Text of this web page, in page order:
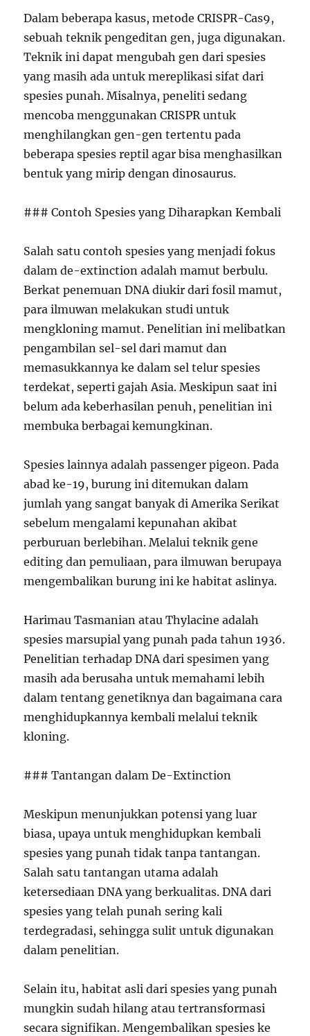
Dalam beberapa kasus, metode CRISPR-Cas9,
sebuah teknik pengeditan gen, juga digunakan.
Teknik ini dapat mengubah gen dari spesies
yang masih ada untuk mereplikasi sifat dari
spesies punah. Misalnya, peneliti sedang
mencoba menggunakan CRISPR untuk
menghilangkan gen-gen tertentu pada
beberapa spesies reptil agar bisa menghasilkan
bentuk yang mirip dengan dinosaurus.
### Contoh Spesies yang Diharapkan Kembali
Salah satu contoh spesies yang menjadi fokus
dalam de-extinction adalah mamut berbulu.
Berkat penemuan DNA diukir dari fosil mamut,
para ilmuwan melakukan studi untuk
mengkloning mamut. Penelitian ini melibatkan
pengambilan sel-sel dari mamut dan
memasukkannya ke dalam sel telur spesies
terdekat, seperti gajah Asia. Meskipun saat ini
belum ada keberhasilan penuh, penelitian ini
membuka berbagai kemungkinan.
Spesies lainnya adalah passenger pigeon. Pada
abad ke-19, burung ini ditemukan dalam
jumlah yang sangat banyak di Amerika Serikat
sebelum mengalami kepunahan akibat
perburuan berlebihan. Melalui teknik gene
editing dan pemuliaan, para ilmuwan berupaya
mengembalikan burung ini ke habitat aslinya.
Harimau Tasmanian atau Thylacine adalah
spesies marsupial yang punah pada tahun 1936.
Penelitian terhadap DNA dari spesimen yang
masih ada berusaha untuk memahami lebih
dalam tentang genetiknya dan bagaimana cara
menghidupkannya kembali melalui teknik
kloning.
### Tantangan dalam De-Extinction
Meskipun menunjukkan potensi yang luar
biasa, upaya untuk menghidupkan kembali
spesies yang punah tidak tanpa tantangan.
Salah satu tantangan utama adalah
ketersediaan DNA yang berkualitas. DNA dari
spesies yang telah punah sering kali
terdegradasi, sehingga sulit untuk digunakan
dalam penelitian.
Selain itu, habitat asli dari spesies yang punah
mungkin sudah hilang atau tertransformasi
secara signifikan. Mengembalikan spesies ke